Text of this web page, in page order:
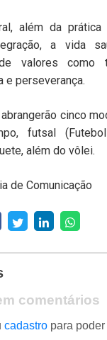
além da prática
a vida
valores como
e perseverança.
cinco
futsal
além do vôlei.
de Comunicação
comentários
cadastropara poder